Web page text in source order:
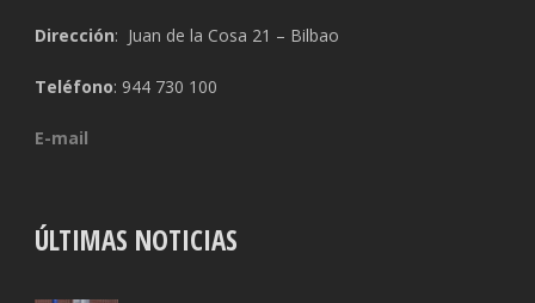
Dirección: Juan de la Cosa 21 – Bilbao
Teléfono: 944 730 100
E-mail
ÚLTIMAS NOTICIAS